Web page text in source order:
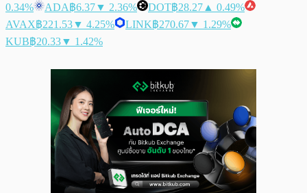
0.34%
ADA฿6.37▼ 2.36% DOT฿28.27 ▲ 0.49%
AVAX฿221.53▼ 4.25% LINK฿270.67▼ 1.29%
KUB฿20.33▼ 1.42%